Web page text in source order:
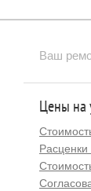
Ваш
Цены на